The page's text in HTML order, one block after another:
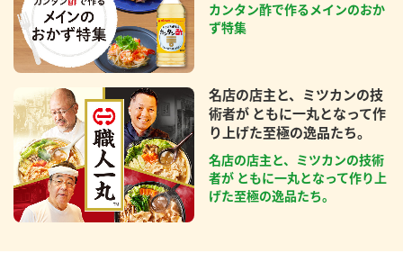
カンタン酢で作るメインのおか
ず特集
名店の店主と、ミツカンの技
術者が ともに一丸となって作
り上げた至極の逸品たち。
名店の店主と、ミツカンの技術
者が ともに一丸となって作り上
げた至極の逸品たち。